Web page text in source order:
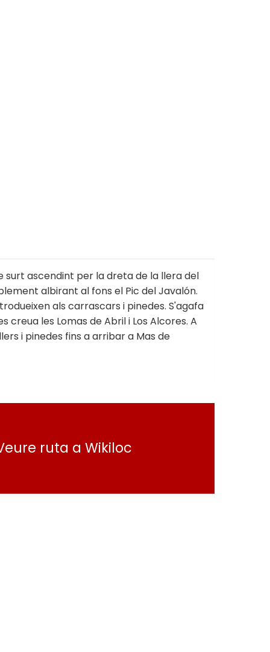
surt ascendint per la dreta de la llera del
albirant al fons el Pic del Javalón.
als carrascars i pinedes. S'agafa
les Lomas de Abril i Los Alcores. A
i pinedes fins a arribar a Mas de
ruta a Wikiloc